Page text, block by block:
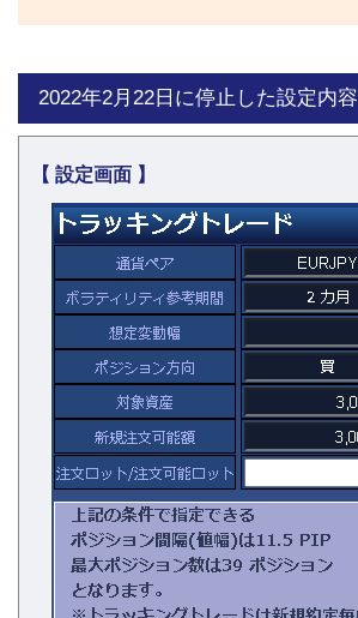
2022年2月22日に停止した設定内容
【 設定画面 】